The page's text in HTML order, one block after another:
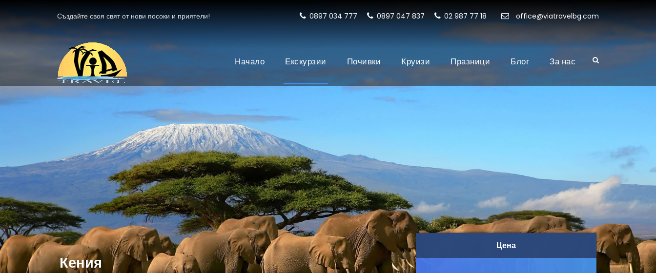
Създайте своя свят от нови посоки и приятели! 0897 034 777 0897 047 837 02 987 77 18 office@viatravelbg.com
Начало Екскурзии Почивки Круизи Празници Блог За нас
Кения
Цена
Цена